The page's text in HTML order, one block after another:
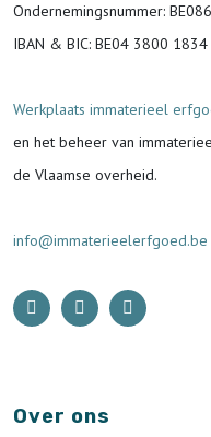
Ondernemingsnummer:
IBAN & BIC: BE04 3800 1834
Werkplaats immaterieel
en het beheer van
de Vlaamse overheid.
info@immaterieelerfgoed.be
Over ons